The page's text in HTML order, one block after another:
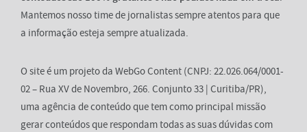
Mantemos nosso time de jornalistas sempre atentos para que
a informação esteja sempre atualizada.
O site é um projeto da WebGo Content (CNPJ: 22.026.064/0001-
02 – Rua XV de Novembro, 266. Conjunto 33 | Curitiba/PR),
uma agência de conteúdo que tem como principal missão
gerar conteúdos que respondam todas as suas dúvidas com